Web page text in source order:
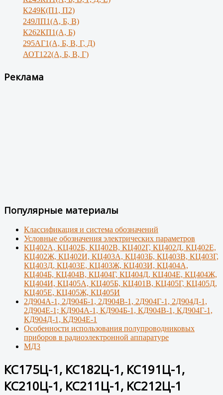
К249К(П1, П2)
249ЛП1(А, Б, В)
К262КП1(А, Б)
295АГ1(А, Б, В, Г, Д)
АОТ122(А, Б, В, Г)
Реклама
Популярные материалы
Классификация и система обозначений
Условные обозначения электрических параметров
КЦ402А, КЦ402Б, КЦ402В, КЦ402Г, КЦ402Д, КЦ402Е,
КЦ402Ж, КЦ402И, КЦ403А, КЦ403Б, КЦ403В, КЦ403Г,
КЦ403Д, КЦ403Е, КЦ403Ж, КЦ403И, КЦ404А,
КЦ404Б, КЦ404В, КЦ404Г, КЦ404Д, КЦ404Е, КЦ404Ж,
КЦ404И, КЦ405А, КЦ405Б, КЦ401В, КЦ405Г, КЦ405Д,
КЦ405Е, КЦ405Ж, КЦ405И
2Д904А-1, 2Д904Б-1, 2Д904В-1, 2Д904Г-1, 2Д904Д-1,
2Д904Е-1; КД904А-1, КД904Б-1, КД904В-1, КД904Г-1,
КД904Д-1, КД904Е-1
Особенности использования полупроводниковых
приборов в радиоэлектронной аппаратуре
МД3
КС175Ц-1, КС182Ц-1, КС191Ц-1,
КС210Ц-1, КС211Ц-1, KС212Ц-1